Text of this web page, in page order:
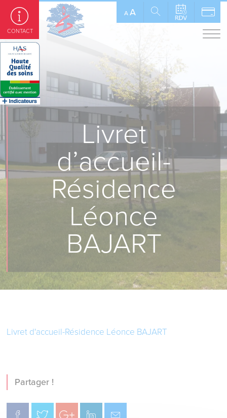
A A
Livret
d’accueil-
Résidence
Léonce
BAJART
Livret d'accueil-Résidence Léonce BAJART
Partager !
CONTACT
Panneau de gestion des cookies